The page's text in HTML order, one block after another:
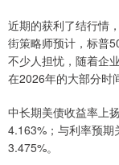
近期的获利了结行情
街策略师预计，标普
不少人担忧，随着企
在2026年的大部分时
中长期美债收益率上
4.163%；与利率预期
3.475%。